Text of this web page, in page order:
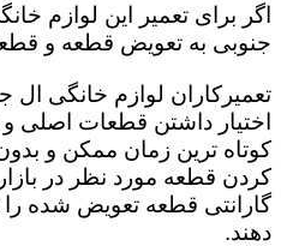
اگر برای تعمیر این لوازم
جنوبی به تعویض قطعه و
تعمیرکاران لوازم خانگی ال
اختیار داشتن قطعات اصلی و
کوتاه ترین زمان ممکن و
کردن قطعه مورد نظر در
گارانتی قطعه تعویض شده را
دهند.